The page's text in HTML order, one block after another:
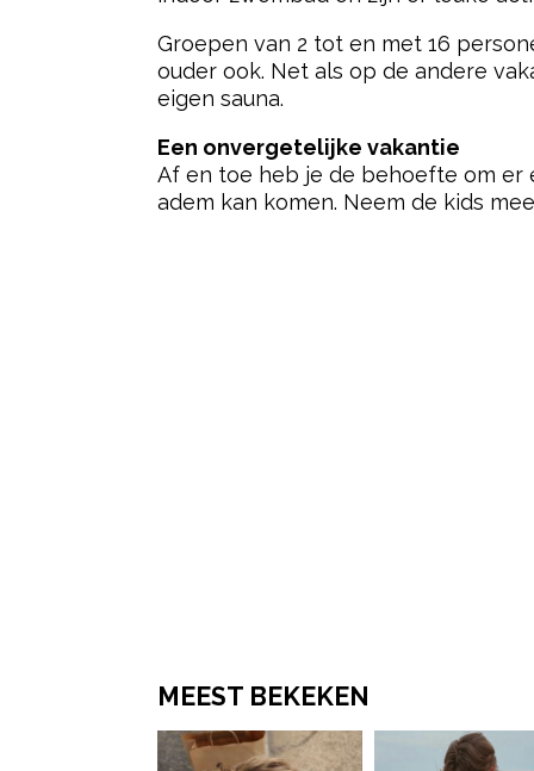
Groepen van 2 tot en met 16
ouder ook. Net als op de andere
eigen sauna.
Een onvergetelijke vakantie
Af en toe heb je de behoefte om er
adem kan komen. Neem de kids
MEEST BEKEKEN